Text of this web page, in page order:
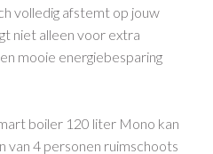
volledig afstemt op jouw
niet alleen voor extra
mooie energiebesparing
boiler 120 liter Mono kan
van 4 personen ruimschoots